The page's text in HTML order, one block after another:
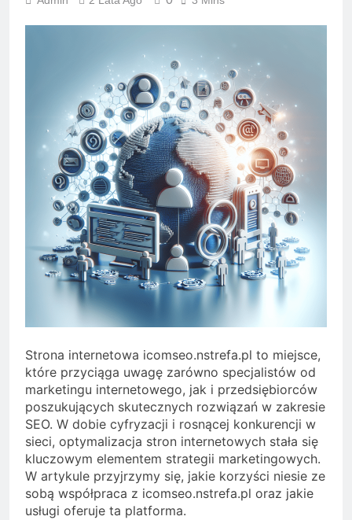
Strona internetowa icomseo.nstrefa.pl to miejsce,
które przyciąga uwagę zarówno specjalistów od
marketingu internetowego, jak i przedsiębiorców
poszukujących skutecznych rozwiązań w zakresie
SEO. W dobie cyfryzacji i rosnącej konkurencji w
sieci, optymalizacja stron internetowych stała się
kluczowym elementem strategii marketingowych.
W artykule przyjrzymy się, jakie korzyści niesie ze
sobą współpraca z icomseo.nstrefa.pl oraz jakie
usługi oferuje ta platforma.